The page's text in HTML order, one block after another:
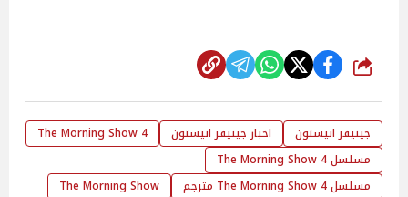
شارك
جينيفر انيستون اخبار جينيفر انيستون
The Morning Show 4
مسلسل The Morning Show 4
مسلسل The Morning Show 4 مترجم
The Morning Show